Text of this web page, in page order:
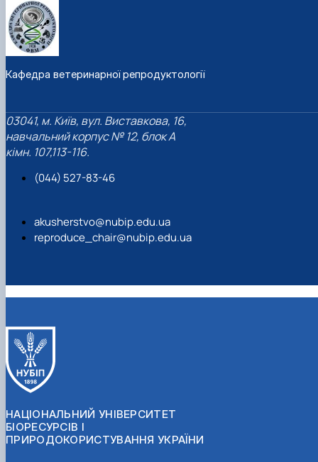
Кафедра ветеринарної репродуктології
03041, м. Київ, вул. Виставкова, 16,
навчальний корпус № 12, блок А
кімн. 107,113-116.
(044) 527-83-46
akusherstvo@nubip.edu.ua
reproduce_chair@nubip.edu.ua
НАЦІОНАЛЬНИЙ УНІВЕРСИТЕТ
БІОРЕСУРСІВ І
ПРИРОДОКОРИСТУВАННЯ УКРАЇНИ